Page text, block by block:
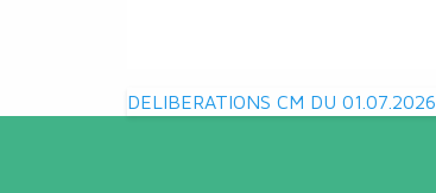
Navigation
DELIBERATIONS CM DU 01.07.2026